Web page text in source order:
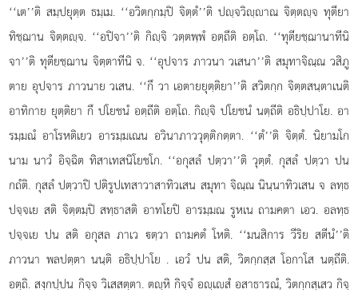
‘‘เต’’ติ สมฺปยุตฺต ธมฺเม. ‘‘อวิตกฺกมฺปิ จิตฺตํ’’ติ ปฺจวิฺาณ จิตฺตฺจ ทุตียา
ทิชฺฌาน จิตฺตฺจ. ‘‘อปิจา’’ติ กิฺจิ วตฺตพฺพํ อตฺถีติ อตฺโถ. ‘‘ทุตียชฺฌานาทีนิ
จา’’ติ ทุตียชฺฌาน จิตฺตาทีนิ จ. ‘‘อุปจาร ภาวนา วเสนา’’ติ สมุทาจิณฺณ วสิภู
ตาย อุปจาร ภาวนาย วเสน. ‘‘กึ วา เอตายยุตฺติยา’’ติ สวิตกฺก จิตฺตสนฺตาเนติ
อาทิกาย ยุตฺติยา กึ ปโยชนํ อตฺถีติ อตฺโถ. กิฺจิ ปโยชนํ นตฺถีติ อธิปฺปาโย. อา
รมฺมณํ อาโรหติเยว อารมฺมเณน อวินาภาววุตฺติกตฺตา. ‘‘ตํ’’ติ จิตฺตํ. นิยามโก
นาม นาวํ อิจฺฉิต ทิสาเทสนิโยชโก. ‘‘อกุสลํ ปตฺวา’’ติ วุตฺตํ. กุสลํ ปตฺวา ปน
กถํติ. กุสลํ ปตฺวาปิ ปติรูปเทสาวาสาทิวเสน สมุทา จิณฺณ นินฺนาทิวเสน จ ลทฺธ
ปจฺจเย สติ จิตฺตมฺปิ สทฺธาสติ อาทโยปิ อารมฺมณ รูหเน ถามคตา เอว. อลทฺธ
ปจฺจเย ปน สติ อกุสล ภาเว ตฺวา ถามคตํ โหติ. ‘‘มนสิการ วีริย สตีนํ’’ติ
ภาวนา พลปตฺตา นนฺติ อธิปฺปาโย . เอวํ ปน สติ, วิตกฺกสฺส โอกาโส นตฺถีติ.
อตฺถิ. สงฺกปฺปน กิจฺจ วิเสสตฺตา. ตฺหิ กิจฺจํ อฺเสํ อสาธารณํ, วิตกฺกสฺเสว กิจฺ